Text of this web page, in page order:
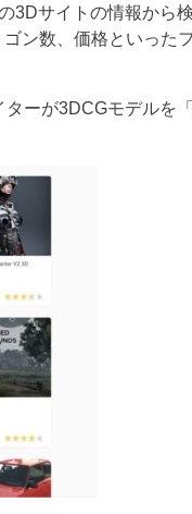
3Dサイトの情報から
ン数、価格といった
ーが3DCGモデルを